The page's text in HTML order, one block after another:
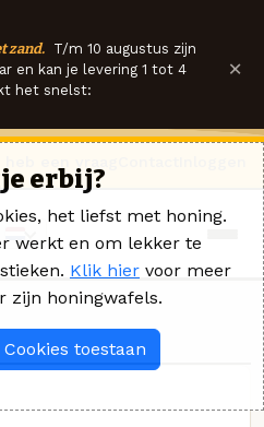
zand. T/m 10 augustus zijn
en kan je levering 1 tot 4
het snelst:
×
erbij?
het liefst met honing.
werkt en om lekker te
Klik hier voor meer
zijn honingwafels.
Cookies toestaan